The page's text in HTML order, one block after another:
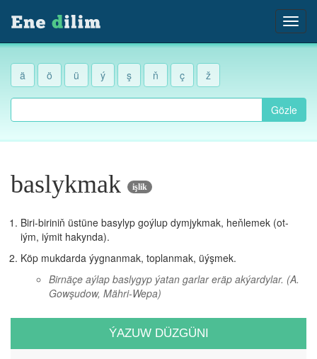
ä ö ü ý ş ň ç ž
Gözle
baslykmak işlik
Biri-biriniň üstüne basylyp goýlup dymjykmak, heňlemek (ot-
iým, iýmit hakynda).
Köp mukdarda ýygnanmak, toplanmak, üýşmek.
Birnäçe aýlap baslygyp ýatan garlar eräp akýardylar. (A.
Gowşudow, Mähri-Wepa)
ÝAZUW DÜZGÜNI